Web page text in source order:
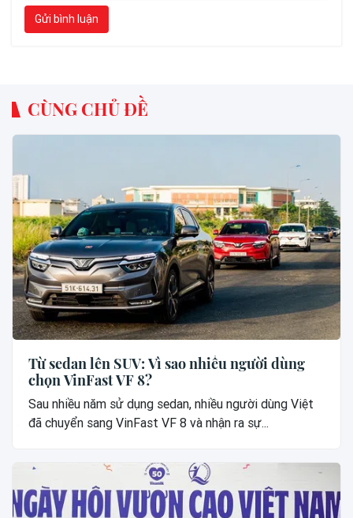
Gửi bình luận
CÙNG CHỦ ĐỀ
Từ sedan lên SUV: Vì sao nhiều người dùng
chọn VinFast VF 8?
Sau nhiều năm sử dụng sedan, nhiều người dùng Việt
đã chuyển sang VinFast VF 8 và nhận ra sự...